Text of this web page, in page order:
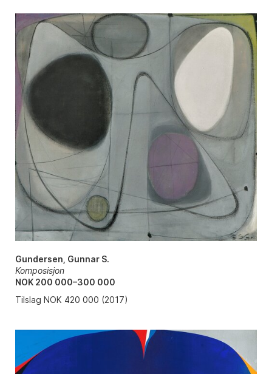
Gundersen, Gunnar S.
Komposisjon
NOK 200 000–300 000
Tilslag NOK 420 000 (2017)